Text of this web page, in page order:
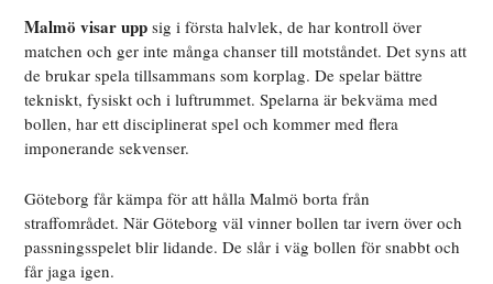
Malmö visar upp sig i första halvlek, de har kontroll över
matchen och ger inte många chanser till motståndet. Det syns att
de brukar spela tillsammans som korplag. De spelar bättre
tekniskt, fysiskt och i luftrummet. Spelarna är bekväma med
bollen, har ett disciplinerat spel och kommer med flera
imponerande sekvenser.
Göteborg får kämpa för att hålla Malmö borta från
straffområdet. När Göteborg väl vinner bollen tar ivern över och
passningsspelet blir lidande. De slår i väg bollen för snabbt och
får jaga igen.